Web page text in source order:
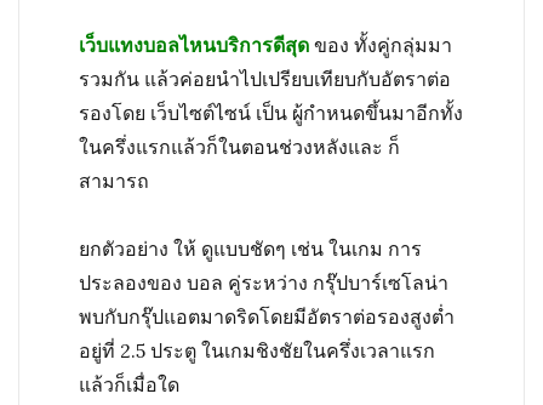
เว็บแทงบอลไหนบริการดีสุดของ ทั้งคู่กลุ่มมา
รวมกัน แล้วค่อยนำไปเปรียบเทียบกับอัตราต่อ
รองโดย เว็บไซต์ไซน์ เป็น ผู้กำหนดขึ้นมาอีกทั้ง
ในครึ่งแรกแล้วก็ในตอนช่วงหลังและ ก็
สามารถ
ยกตัวอย่าง ให้ ดูแบบชัดๆ เช่น ในเกม การ
ประลองของ บอล คู่ระหว่าง กรุ๊ปบาร์เซโลน่า
พบกับกรุ๊ปแอตมาดริดโดยมีอัตราต่อรองสูงต่ำ
อยู่ที่ 2.5 ประตู ในเกมชิงชัยในครึ่งเวลาแรก
แล้วก็เมื่อใด